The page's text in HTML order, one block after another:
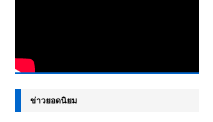
ข่าวยอดนิยม